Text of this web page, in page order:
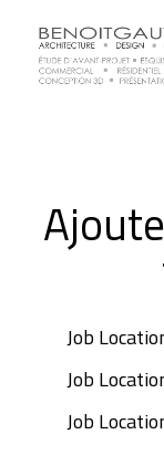
Job
Job
Job